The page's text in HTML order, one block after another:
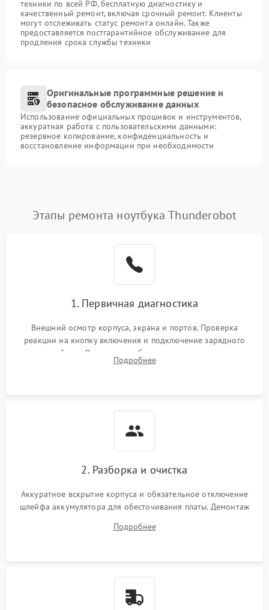
техники по всей РФ, бесплатную диагностику и
качественный ремонт, включая срочный ремонт. Клиенты
могут отслеживать статус ремонта онлайн. Также
предоставляется постгарантийное обслуживание для
продления срока службы техники
Оригинальные программные решение и
безопасное обслуживание данных
Использование официальных прошивок и инструментов,
аккуратная работа с пользовательскими данными:
резервное копирование, конфиденциальность и
восстановление информации при необходимости
Этапы ремонта ноутбука Thunderobot
1. Первичная диагностика
Внешний осмотр корпуса, экрана и портов. Проверка
реакции на кнопку включения и подключение зарядного
устройства. Оценка потребления тока с помощью
лабораторного блока питания для локализации проблемы.
Подробнее
2. Разборка и очистка
Аккуратное вскрытие корпуса и обязательное отключение
шлейфа аккумулятора для обесточивания платы. Демонтаж
высохшей термопасты с кристаллов чипов.
Подробнее